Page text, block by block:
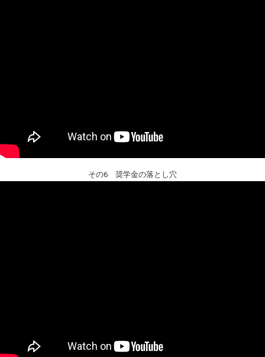
その6 奨学金の落とし穴